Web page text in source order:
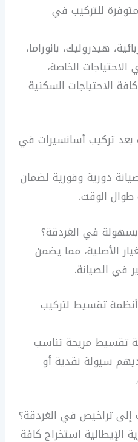
للتركيب في
هيدروليك، بانوراما،
الخاصة،
الاحتياجات السكنية
بعد تركيب أسانسيرات في
دورية وفورية لضمان
طوال الوقت.
الأصلية، مما يضمن
في الصيانة.
تقسيط لتركيب
تقسيط مريحة تناسب
سيولة نقدية أو
الإيطالية استخراج كافة